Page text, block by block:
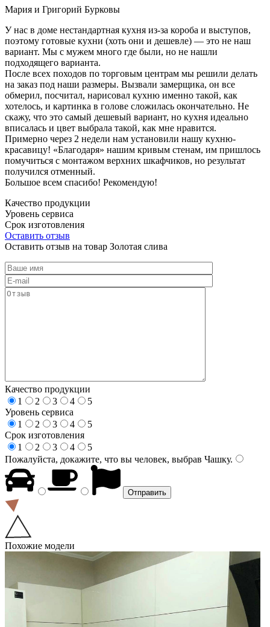
Мария и Григорий Бурковы
У нас в доме нестандартная кухня из-за короба и выступов,
поэтому готовые кухни (хоть они и дешевле) — это не наш
вариант. Мы с мужем много где были, но не нашли
подходящего варианта.
После всех походов по торговым центрам мы решили делать
на заказ под наши размеры. Вызвали замерщика, он все
обмерил, посчитал, нарисовал кухню именно такой, как
хотелось, и картинка в голове сложилась окончательно. Не
скажу, что это самый дешевый вариант, но кухня идеально
вписалась и цвет выбрала такой, как мне нравится.
Примерно через 2 недели нам установили нашу кухню-
красавицу! «Благодаря» нашим кривым стенам, им пришлось
помучиться с монтажом верхних шкафчиков, но результат
получился отменный.
Большое всем спасибо! Рекомендую!
Качество продукции
Уровень сервиса
Срок изготовления
Оставить отзыв
Оставить отзыв на товар Золотая слива
Качество продукции
1
2 3 4
5
Уровень сервиса
1
2 3 4
5
Срок изготовления
1
2 3 4
5
Пожалуйста, докажите, что вы человек, выбрав Чашку.
Похожие модели